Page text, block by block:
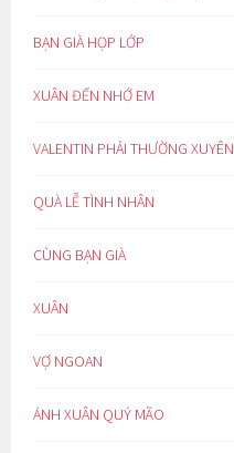
BẠN GIÀ HỌP LỚP
XUÂN ĐẾN NHỚ EM
VALENTIN PHẢI THƯỜNG XUYÊN
QUÀ LỄ TÌNH NHÂN
CÙNG BẠN GIÀ
XUÂN
VỢ NGOAN
ÁNH XUÂN QUÝ MÃO